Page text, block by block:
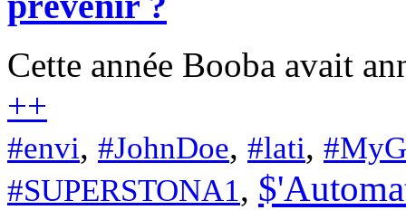
Cette année Booba avait
++
#envi, #JohnDoe, #lati,
#SUPERSTONA1,